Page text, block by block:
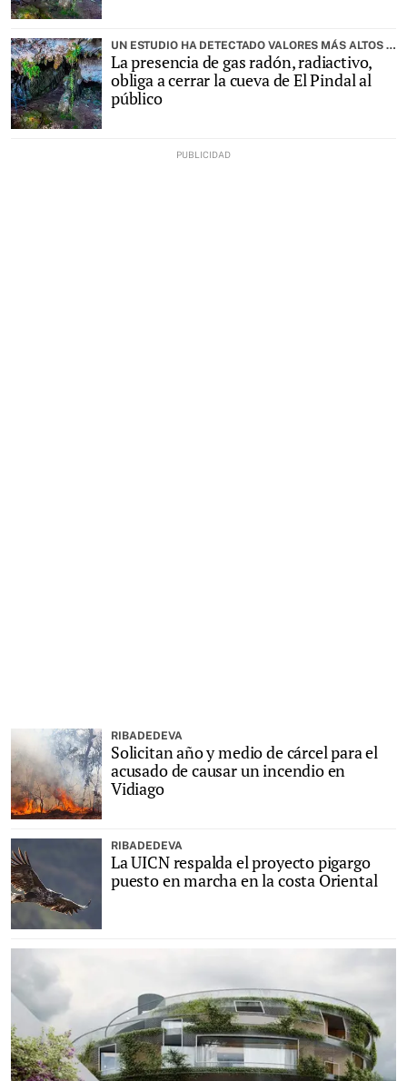
UN ESTUDIO HA DETECTADO VALORES MÁS ALTOS DE LOS ESPERADOS
La presencia de gas radón, radiactivo,
obliga a cerrar la cueva de El Pindal al
público
RIBADEDEVA
Solicitan año y medio de cárcel para el
acusado de causar un incendio en
Vidiago
RIBADEDEVA
La UICN respalda el proyecto pigargo
puesto en marcha en la costa Oriental